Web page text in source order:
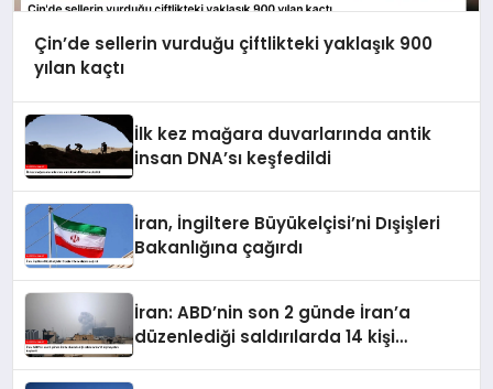
Çin’de sellerin vurduğu çiftlikteki yaklaşık 900
yılan kaçtı
İlk kez mağara duvarlarında antik
insan DNA’sı keşfedildi
İran, İngiltere Büyükelçisi’ni Dışişleri
Bakanlığına çağırdı
İran: ABD’nin son 2 günde İran’a
düzenlediği saldırılarda 14 kişi